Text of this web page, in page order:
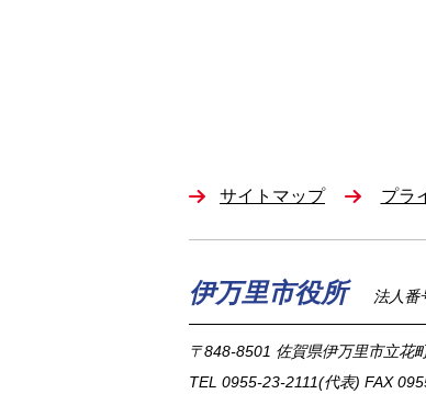
サイトマップ プラ
伊万里市役所 法人
〒848-8501 佐賀県伊万里市立花
TEL 0955-23-2111(代表) FAX